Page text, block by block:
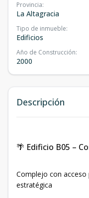
Provincia:
La Altagracia
Tipo de inmueble:
Edificios
Año de Construcción:
2000
Descripción
🌴 Edificio B05 –
Complejo con acceso
estratégica